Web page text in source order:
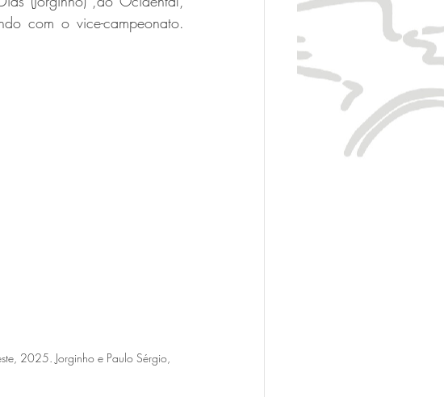
com o vice-campeonato.
2025. Jorginho e Paulo Sérgio,